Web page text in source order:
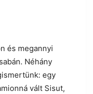
és megannyi
Néhány
egy
vált Sisut,